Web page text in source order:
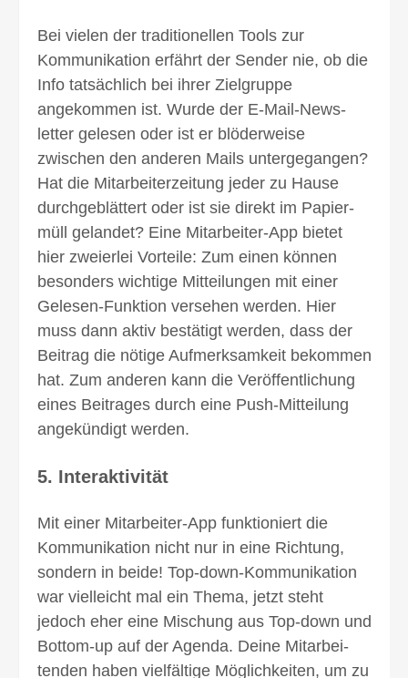
Bei vielen der traditio­nellen Tools zur
Kommuni­kation erfährt der Sender nie, ob die
Info tatsächlich bei ihrer Ziel­gruppe
angekommen ist. Wurde der E-Mail-News­
letter gelesen oder ist er blöderweise
zwischen den anderen Mails untergegangen?
Hat die Mitarbeiter­zeitung jeder zu Hause
durch­geblättert oder ist sie direkt im Papier­
müll gelandet? Eine Mitarbeiter-App bietet
hier zweier­lei Vor­teile: Zum einen können
besonders wichtige Mit­teilungen mit einer
Gelesen-Funktion versehen werden. Hier
muss dann aktiv bestätigt werden, dass der
Beitrag die nötige Aufmerk­samkeit bekommen
hat. Zum anderen kann die Veröffent­lichung
eines Beitrages durch eine Push-Mitteilung
ange­kündigt werden.
5. Interaktivität
Mit einer Mitarbeiter-App funktioniert die
Kommuni­kation nicht nur in eine Richtung,
sondern in beide! Top-down-Kommuni­kation
war vielleicht mal ein Thema, jetzt steht
jedoch eher eine Mischung aus Top-down und
Bottom-up auf der Agenda. Deine Mitarbei­
tenden haben viel­fältige Möglich­keiten, um zu